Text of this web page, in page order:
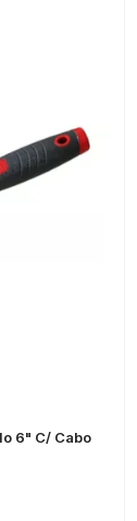
6" C/ Cabo